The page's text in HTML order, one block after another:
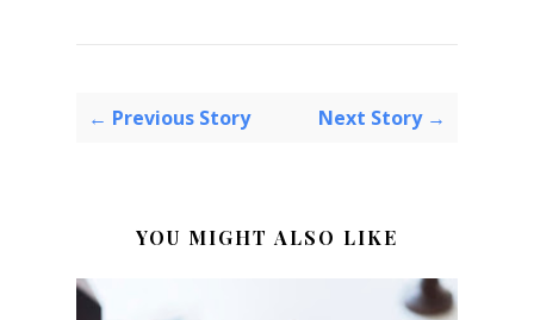
← Previous Story Next Story →
YOU MIGHT ALSO LIKE